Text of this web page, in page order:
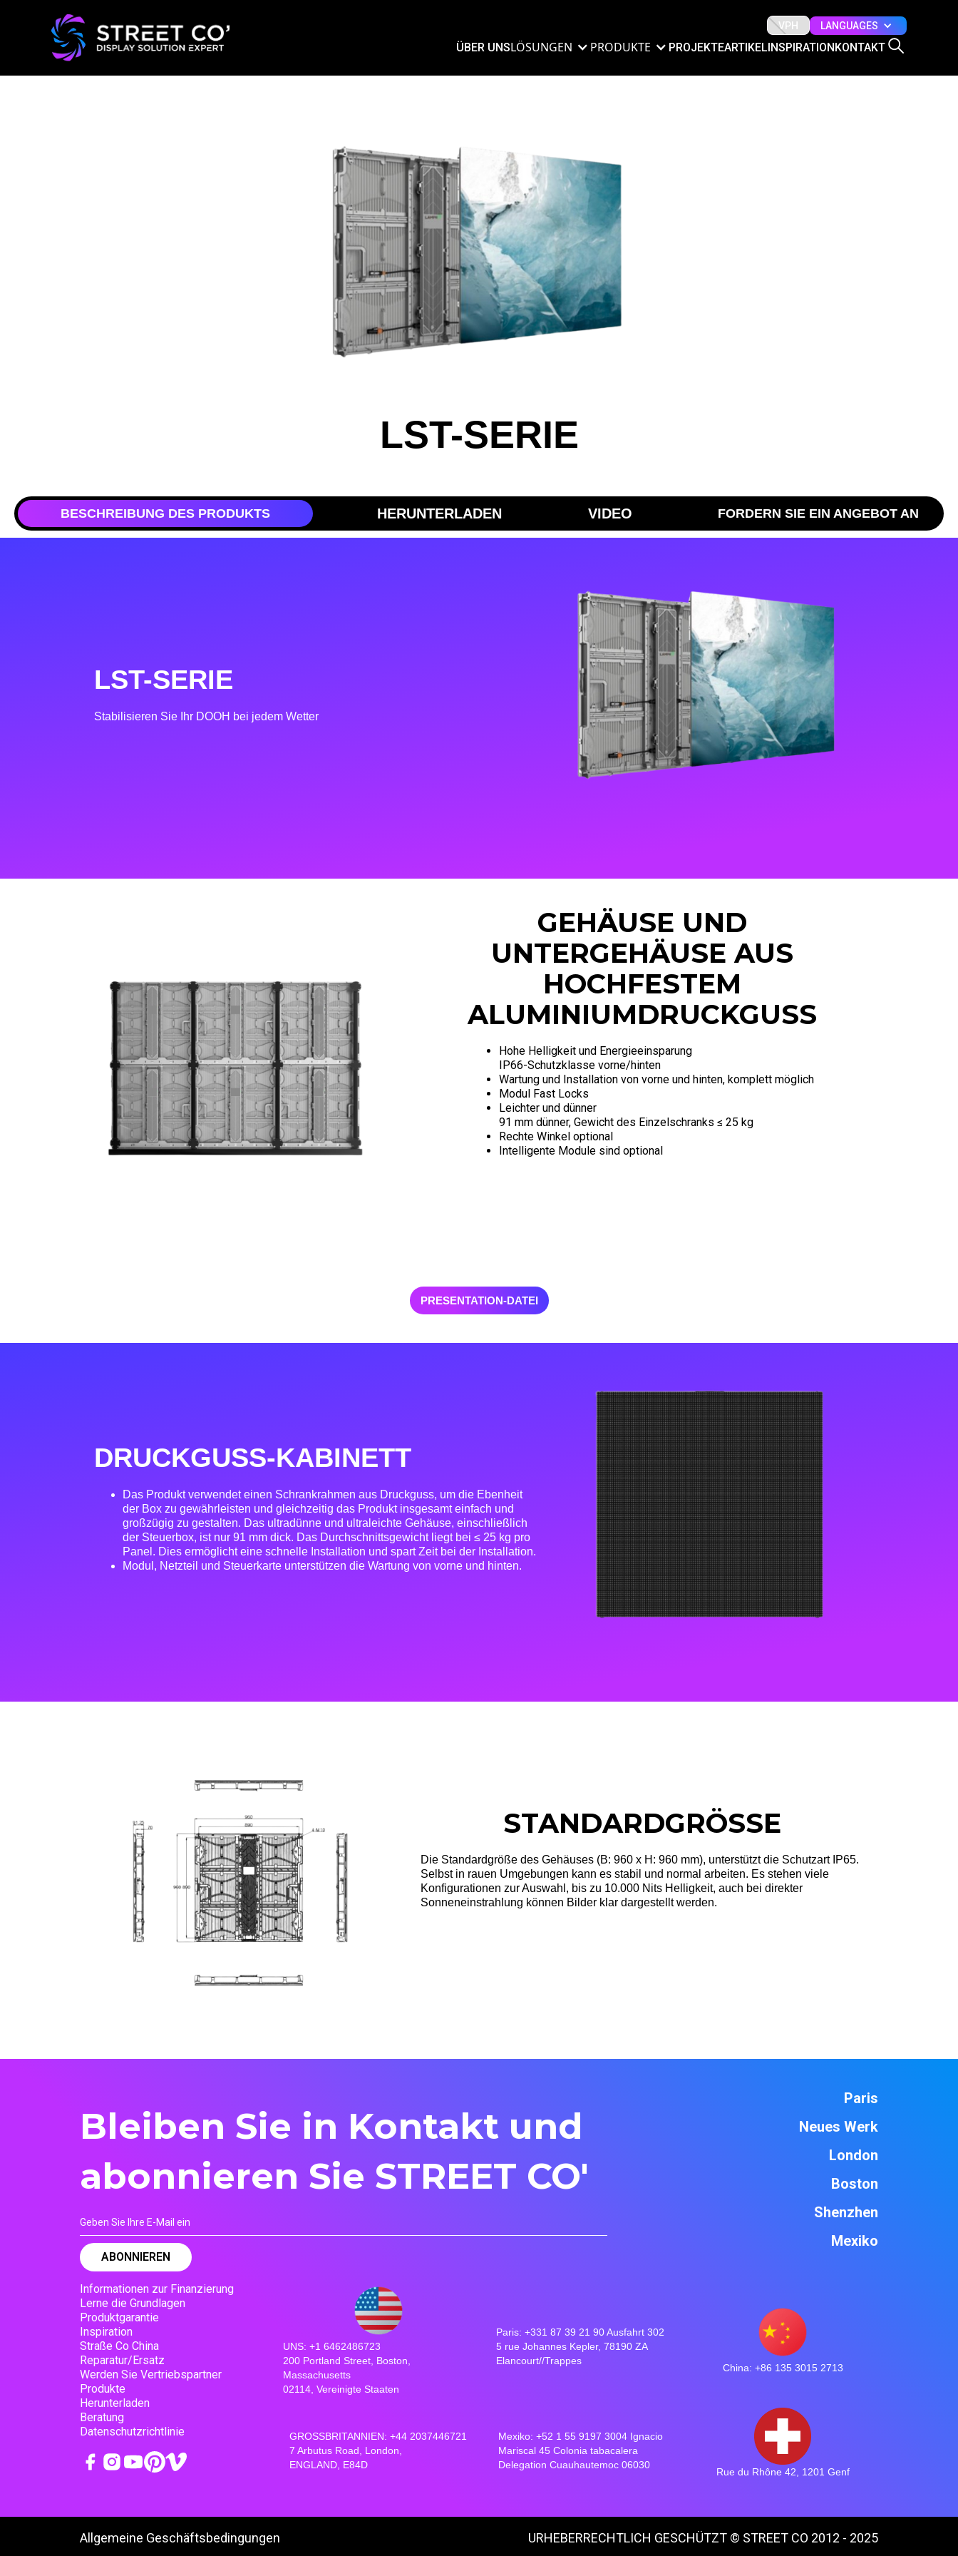
VPH LANGUAGES
ÜBER UNSLÖSUNGEN PRODUKTE PROJEKTEARTIKELINSPIRATIONKONTAKT
LST-SERIE
BESCHREIBUNG DES PRODUKTS HERUNTERLADEN VIDEO FORDERN SIE EIN ANGEBOT AN
LST-SERIE
Stabilisieren Sie Ihr DOOH bei jedem Wetter
GEHÄUSE UND
UNTERGEHÄUSE AUS
HOCHFESTEM
ALUMINIUMDRUCKGUSS
Hohe Helligkeit und Energieeinsparung
IP66-Schutzklasse vorne/hinten
Wartung und Installation von vorne und hinten, komplett möglich
Modul Fast Locks
Leichter und dünner
91 mm dünner, Gewicht des Einzelschranks ≤ 25 kg
Rechte Winkel optional
Intelligente Module sind optional
PRESENTATION-DATEI
DRUCKGUSS-KABINETT
Das Produkt verwendet einen Schrankrahmen aus Druckguss, um die Ebenheit
der Box zu gewährleisten und gleichzeitig das Produkt insgesamt einfach und
großzügig zu gestalten. Das ultradünne und ultraleichte Gehäuse, einschließlich
der Steuerbox, ist nur 91 mm dick. Das Durchschnittsgewicht liegt bei ≤ 25 kg pro
Panel. Dies ermöglicht eine schnelle Installation und spart Zeit bei der Installation.
Modul, Netzteil und Steuerkarte unterstützen die Wartung von vorne und hinten.
STANDARDGRÖSSE
Die Standardgröße des Gehäuses (B: 960 x H: 960 mm), unterstützt die Schutzart IP65.
Selbst in rauen Umgebungen kann es stabil und normal arbeiten. Es stehen viele
Konfigurationen zur Auswahl, bis zu 10.000 Nits Helligkeit, auch bei direkter
Sonneneinstrahlung können Bilder klar dargestellt werden.
Bleiben Sie in Kontakt und
abonnieren Sie STREET CO'
Paris
Neues Werk
London
Boston
Shenzhen
Mexiko
Informationen zur Finanzierung
Lerne die Grundlagen
Produktgarantie
Inspiration
Straße Co China
Reparatur/Ersatz
Werden Sie Vertriebspartner
Produkte
Herunterladen
Beratung
Datenschutzrichtlinie
UNS: +1 6462486723
200 Portland Street, Boston,
Massachusetts
02114, Vereinigte Staaten
Paris: +331 87 39 21 90 Ausfahrt 302
5 rue Johannes Kepler, 78190 ZA
Elancourt//Trappes
China: +86 135 3015 2713
GROSSBRITANNIEN: +44 2037446721
7 Arbutus Road, London,
ENGLAND, E84D
Mexiko: +52 1 55 9197 3004 Ignacio
Mariscal 45 Colonia tabacalera
Delegation Cuauhautemoc 06030
Rue du Rhône 42, 1201 Genf
Allgemeine Geschäftsbedingungen URHEBERRECHTLICH GESCHÜTZT © STREET CO 2012 - 2025